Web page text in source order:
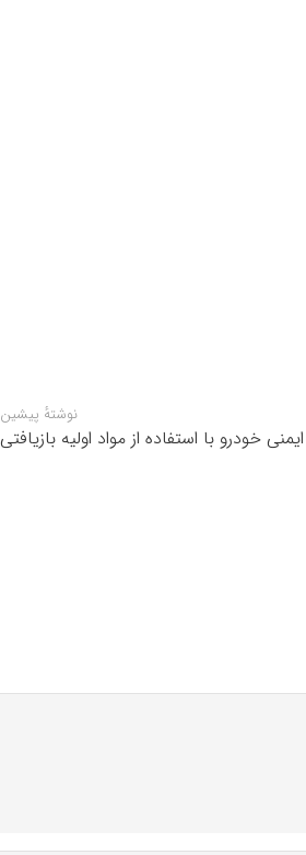
نوشتهٔ پیشین
خودرو با استفاده از مواد اولیه بازیافتی